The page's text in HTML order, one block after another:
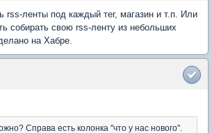
rss-ленты под каждый тег, магазин и т.п. Или
собирать свою rss-ленту из небольших
на Хабре.
Справа есть колонка "что у нас нового".